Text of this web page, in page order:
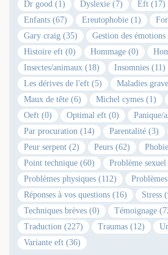
Dr good (1)
Dyslexie (7) Eft (17)
Enfants (67)
Ereutophobie (1)
Gary craig (35)
Gestion des émotions
Histoire eft (0)
Hommage (0)
Insectes/animaux (18)
Insomnies (11)
Les dérives de l'eft (5)
Maladies
Maux de tête (6)
Michel cymes (1)
Oeft (0)
Optimal eft (0)
Panique/
Par procuration (14)
Parentalité (3)
Peur serpent (2)
Peurs (62)
Point technique (60)
Problème
Problèmes physiques (112)
Réponses à vos questions (16)
Stress
Techniques brèves (0)
Témoignage
Traduction (227)
Traumas (12)
Variante eft (36)